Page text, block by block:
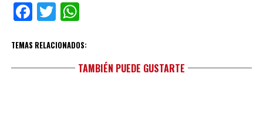
Facebook
TwitterWhatsApp
TEMAS RELACIONADOS:
TAMBIÉN PUEDE GUSTARTE